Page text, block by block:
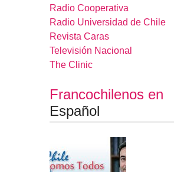
Radio Cooperativa
Radio Universidad de Chile
Revista Caras
Televisión Nacional
The Clinic
Francochilenos en
Español